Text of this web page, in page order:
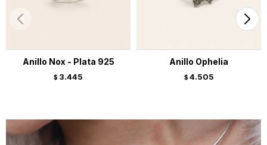
Anillo Nox - Plata 925
$ 3.445
Anillo Ophelia
$ 4.505